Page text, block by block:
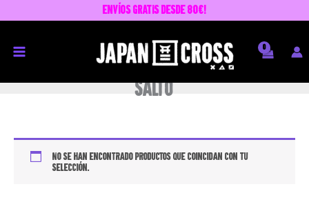
envíos GRATIS desde 80€!
salto
No se han encontrado productos que coincidan con tu
selección.